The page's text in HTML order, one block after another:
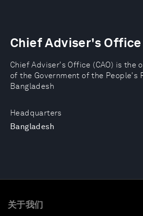
Headquarters
Bangladesh
Chief Adviser's Office
Chief Adviser's Office (CAO) is the
of the Government of the People's
Bangladesh
关于我们